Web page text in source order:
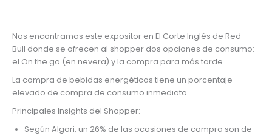
Nos encontramos este expositor en El Corte Inglés de Red
Bull donde se ofrecen al shopper dos opciones de consumo:
el On the go (en nevera) y la compra para más tarde.
La compra de bebidas energéticas tiene un porcentaje
elevado de compra de consumo inmediato.
Principales Insights del Shopper:
Según Algori, un 26% de las ocasiones de compra son de